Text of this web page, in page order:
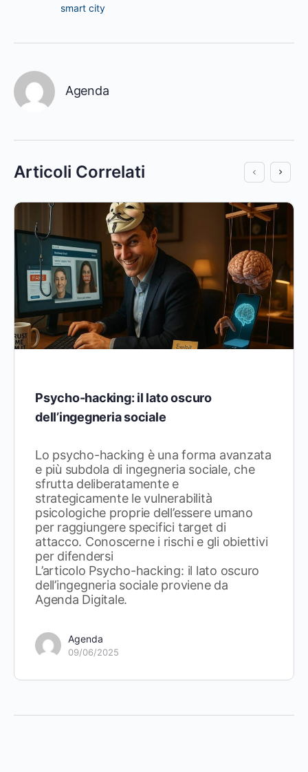
smart city
Agenda
Articoli Correlati
Psycho-hacking: il lato oscuro
dell’ingegneria sociale
Lo psycho-hacking è una forma avanzata
e più subdola di ingegneria sociale, che
sfrutta deliberatamente e
strategicamente le vulnerabilità
psicologiche proprie dell’essere umano
per raggiungere specifici target di
attacco. Conoscerne i rischi e gli obiettivi
per difendersi
L’articolo Psycho-hacking: il lato oscuro
dell’ingegneria sociale proviene da
Agenda Digitale.
Agenda
09/06/2025